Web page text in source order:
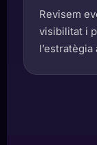
Revisem
visibilitat i